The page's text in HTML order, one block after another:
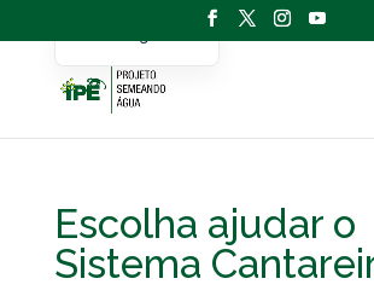
Escolha ajudar o
Sistema
English